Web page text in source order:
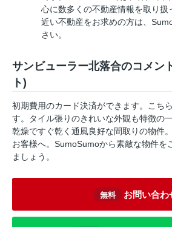
心に数多くの不動産情報を取り扱
近い不動産をお求めの方は、
さい。
サンビューラー北落合のコメン
ト)
初期費用のカード決済ができます。こち
す。タイル張りのきれいな外観も特徴の
乾燥ですぐ乾く通風良好な間取りの物件
お客様へ。SumoSumoから素敵な物件を
ましょう。
無料 お問い合わ